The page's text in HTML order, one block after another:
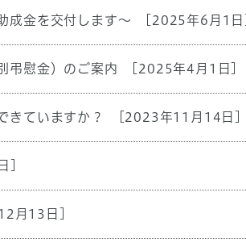
成金を交付します～ [2025年6月1日]
弔慰金）のご案内 [2025年4月1日]
きていますか？ [2023年11月14日]
]
月13日]